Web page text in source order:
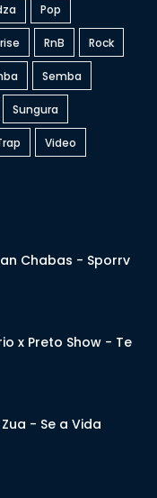
Pop
RnB Rock
Semba
Sungura
Video
Chabas - Sporrv
x Preto Show - Te
- Se a Vida